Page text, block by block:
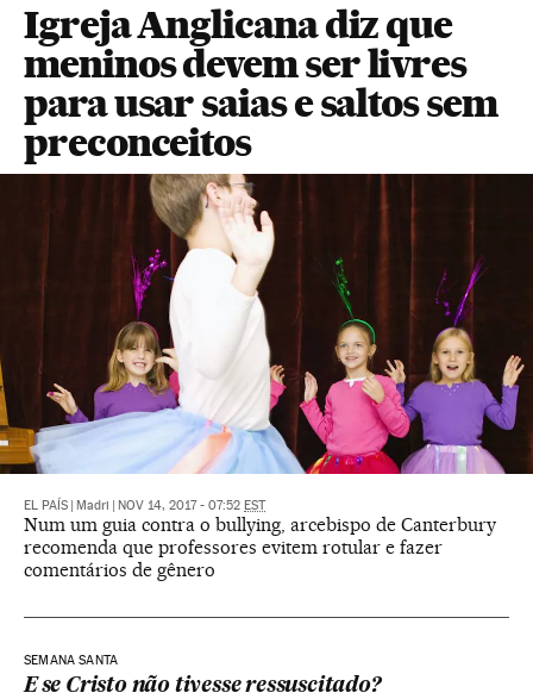
Igreja Anglicana diz que
meninos devem ser livres
para usar saias e saltos sem
preconceitos
EL PAÍS Madri NOV 14, 2017 - 07:52 EST
Num um guia contra o bullying, arcebispo de Canterbury
recomenda que professores evitem rotular e fazer
comentários de gênero
SEMANA SANTA
E se Cristo não tivesse ressuscitado?